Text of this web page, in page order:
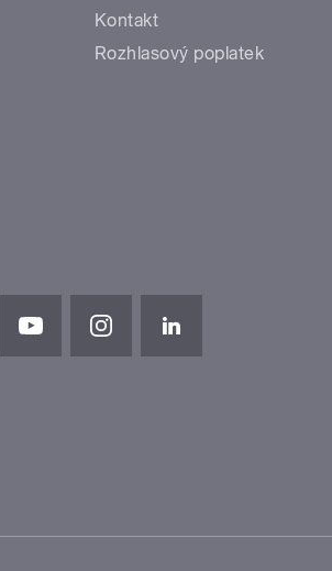
Kontakt
Rozhlasový poplatek